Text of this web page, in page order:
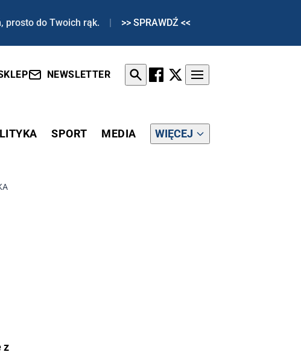
prosto do Twoich rąk. | >> SPRAWDŹ <<
NEWSLETTER
SPORT MEDIA WIĘCEJ
z